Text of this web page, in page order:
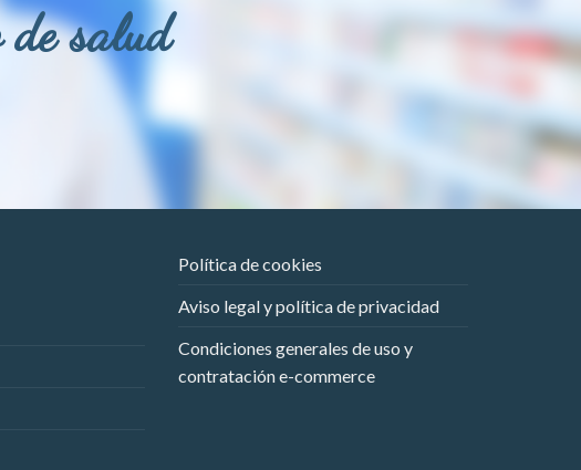
de salud
Política de cookies
Aviso legal y política de privacidad
Condiciones generales de uso y
contratación e-commerce